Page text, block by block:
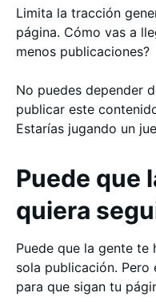
Limita la tracción
página. Cómo vas a
menos publicaciones?
No puedes depender
publicar este
Estarías jugando un
Puede que
quiera
Puede que la gente te
sola publicación. Pero
para que sigan tu